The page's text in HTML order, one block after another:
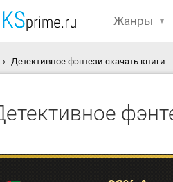
Жанры
Детективное фэнтези скачать книги